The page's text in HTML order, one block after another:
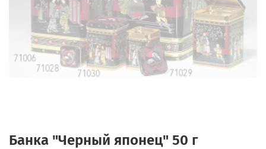
Банка "Черный японец" 50 г